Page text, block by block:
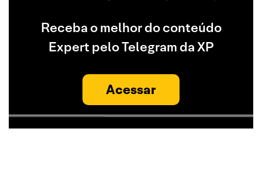
Receba o melhor do conteúdo
Expert pelo Telegram da XP
Acessar